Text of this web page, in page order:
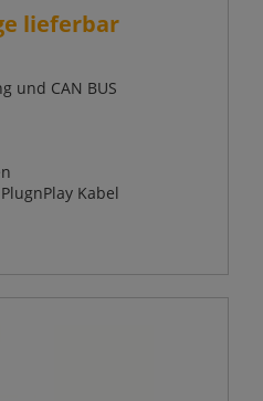
lieferbar
und CAN BUS
Kabel